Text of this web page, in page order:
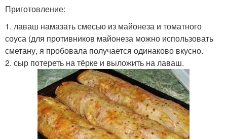
Приготовление:
1. лаваш намазать смесью из майонеза и томатного
соуса (для противников майонеза можно использовать
сметану, я пробовала получается одинаково вкусно.
2. сыр потереть на тёрке и выложить на лаваш.